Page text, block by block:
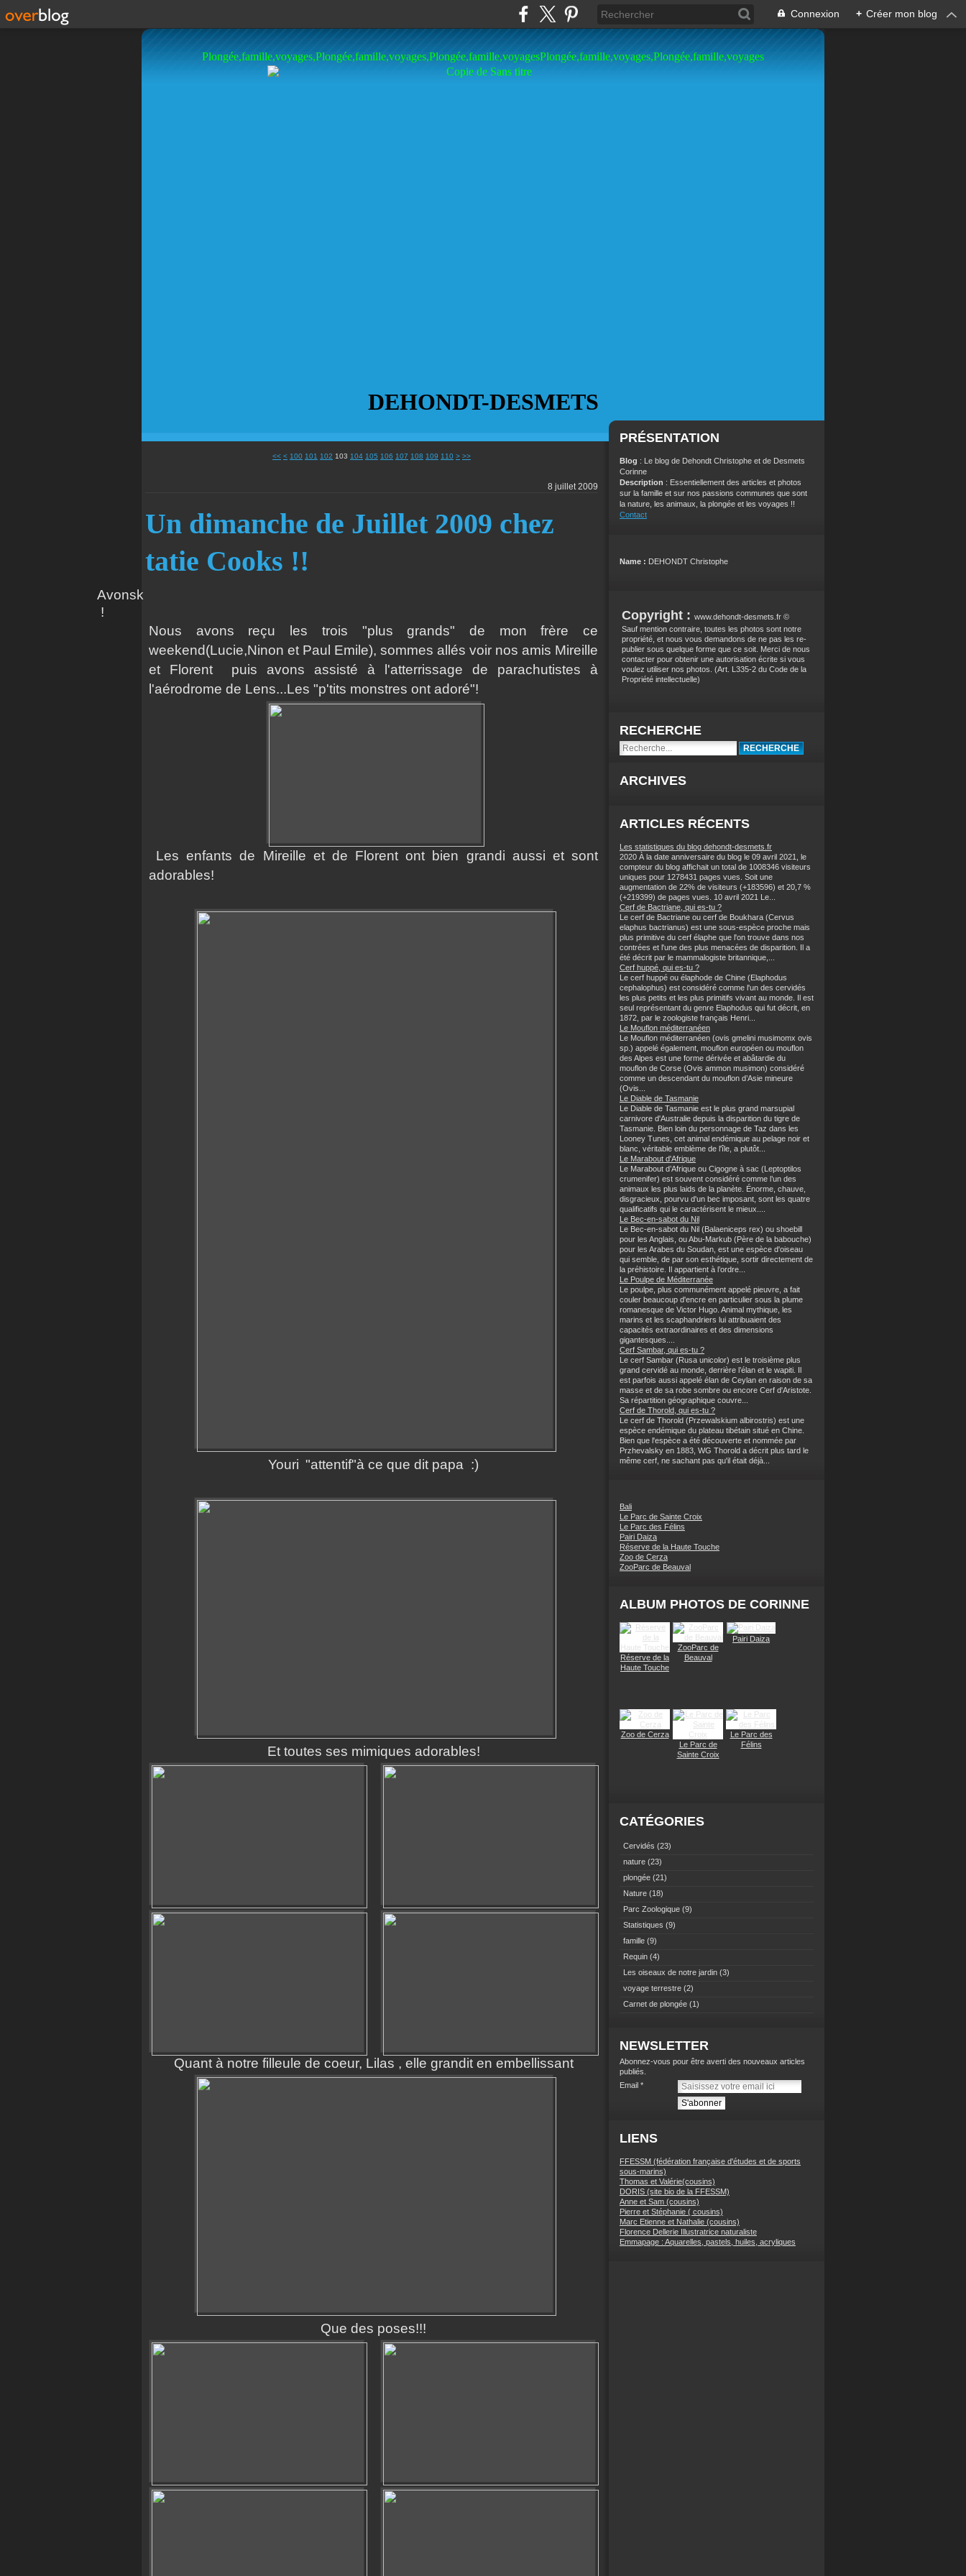
Connexion + Créer mon blog
Plongée,famille,voyages,Plongée,famille,voyages,Plongée,famille,voyagesPlongée,famille,voyages,Plongée,famille,voyages
DEHONDT-DESMETS
<< < 100 101 102 103 104 105 106 107 108 109 110 120
> >>
8 juillet 2009
Un dimanche de Juillet 2009 chez
tatie Cooks !!
Avonsk
!
Nous avons reçu les trois "plus grands" de mon frère ce
weekend(Lucie,Ninon et Paul Emile), sommes allés voir nos amis Mireille
et Florent puis avons assisté à l'atterrissage de parachutistes à
l'aérodrome de Lens...Les "p'tits monstres ont adoré"!
Les enfants de Mireille et de Florent ont bien grandi aussi et sont
adorables!
Youri "attentif"à ce que dit papa :)
Et toutes ses mimiques adorables!
Quant à notre filleule de coeur, Lilas , elle grandit en embellissant
Que des poses!!!
PRÉSENTATION
Blog : Le blog de Dehondt Christophe et de Desmets
Corinne
Description : Essentiellement des articles et photos
sur la famille et sur nos passions communes que sont
la nature, les animaux, la plongée et les voyages !!
Contact
Name : DEHONDT Christophe
Copyright : www.dehondt-desmets.fr ©
Sauf mention contraire, toutes les photos sont notre
propriété, et nous vous demandons de ne pas les re-
publier sous quelque forme que ce soit. Merci de nous
contacter pour obtenir une autorisation écrite si vous
voulez utiliser nos photos . (Art. L335-2 du Code de la
Propriété intellectuelle)
RECHERCHE
ARCHIVES
ARTICLES RÉCENTS
Les statistiques du blog dehondt-desmets.fr
2020 À la date anniversaire du blog le 09 avril 2021, le
compteur du blog affichait un total de 1008346 visiteurs
uniques pour 1278431 pages vues. Soit une
augmentation de 22% de visiteurs (+183596) et 20,7 %
(+219399) de pages vues. 10 avril 2021 Le...
Cerf de Bactriane, qui es-tu ?
Le cerf de Bactriane ou cerf de Boukhara (Cervus
elaphus bactrianus) est une sous-espèce proche mais
plus primitive du cerf élaphe que l'on trouve dans nos
contrées et l'une des plus menacées de disparition. Il a
été décrit par le mammalogiste britannique,...
Cerf huppé, qui es-tu ?
Le cerf huppé ou élaphode de Chine (Elaphodus
cephalophus) est considéré comme l'un des cervidés
les plus petits et les plus primitifs vivant au monde. Il est
seul représentant du genre Elaphodus qui fut décrit, en
1872, par le zoologiste français Henri...
Le Mouflon méditerranéen
Le Mouflon méditerranéen (ovis gmelini musimomx ovis
sp.) appelé également, mouflon européen ou mouflon
des Alpes est une forme dérivée et abâtardie du
mouflon de Corse (Ovis ammon musimon) considéré
comme un descendant du mouflon d’Asie mineure
(Ovis...
Le Diable de Tasmanie
Le Diable de Tasmanie est le plus grand marsupial
carnivore d'Australie depuis la disparition du tigre de
Tasmanie. Bien loin du personnage de Taz dans les
Looney Tunes, cet animal endémique au pelage noir et
blanc, véritable emblème de l'île, a plutôt...
Le Marabout d'Afrique
Le Marabout d’Afrique ou Cigogne à sac (Leptoptilos
crumenifer) est souvent considéré comme l’un des
animaux les plus laids de la planète. Énorme, chauve,
disgracieux, pourvu d'un bec imposant, sont les quatre
qualificatifs qui le caractérisent le mieux....
Le Bec-en-sabot du Nil
Le Bec-en-sabot du Nil (Balaeniceps rex) ou shoebill
pour les Anglais, ou Abu-Markub (Père de la babouche)
pour les Arabes du Soudan, est une espèce d'oiseau
qui semble, de par son esthétique, sortir directement de
la préhistoire. Il appartient à l’ordre...
Le Poulpe de Méditerranée
Le poulpe, plus communément appelé pieuvre, a fait
couler beaucoup d'encre en particulier sous la plume
romanesque de Victor Hugo. Animal mythique, les
marins et les scaphandriers lui attribuaient des
capacités extraordinaires et des dimensions
gigantesques....
Cerf Sambar, qui es-tu ?
Le cerf Sambar (Rusa unicolor) est le troisième plus
grand cervidé au monde, derrière l’élan et le wapiti. Il
est parfois aussi appelé élan de Ceylan en raison de sa
masse et de sa robe sombre ou encore Cerf d'Aristote.
Sa répartition géographique couvre...
Cerf de Thorold, qui es-tu ?
Le cerf de Thorold (Przewalskium albirostris) est une
espèce endémique du plateau tibétain situé en Chine.
Bien que l'espèce a été découverte et nommée par
Przhevalsky en 1883, WG Thorold a décrit plus tard le
même cerf, ne sachant pas qu'il était déjà...
Bali
Le Parc de Sainte Croix
Le Parc des Félins
Pairi Daiza
Réserve de la Haute Touche
Zoo de Cerza
ZooParc de Beauval
ALBUM PHOTOS DE CORINNE
Réserve de la
Haute Touche
ZooParc de
Beauval
Pairi Daiza
Zoo de Cerza
Le Parc de
Sainte Croix
Le Parc des
Félins
CATÉGORIES
Cervidés (23)
nature (23)
plongée (21)
Nature (18)
Parc Zoologique (9)
Statistiques (9)
famille (9)
Requin (4)
Les oiseaux de notre jardin (3)
voyage terrestre (2)
Carnet de plongée (1)
NEWSLETTER
Abonnez-vous pour être averti des nouveaux articles
publiés.
Email
LIENS
FFESSM (fédération française d'études et de sports
sous-marins)
Thomas et Valérie(cousins)
DORIS (site bio de la FFESSM)
Anne et Sam (cousins)
Pierre et Stéphanie ( cousins)
Marc Etienne et Nathalie (cousins)
Florence Dellerie Illustratrice naturaliste
Emmapage : Aquarelles, pastels, huiles, acryliques